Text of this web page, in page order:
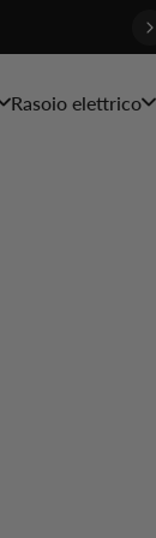
Rasoio elettrico